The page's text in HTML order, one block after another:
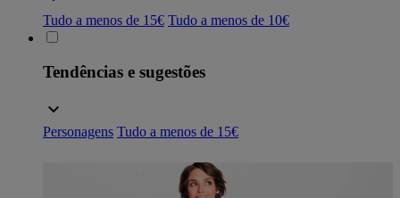
Tudo a menos de 15€ Tudo a menos de 10€
Tendências e sugestões
Personagens Tudo a menos de 15€